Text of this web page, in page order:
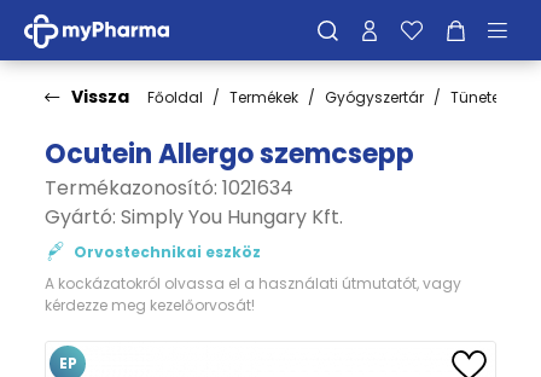
Vissza Főoldal Termékek Gyógyszertár Tünetek
Ocutein Allergo szemcsepp
Termékazonosító: 1021634
Gyártó: Simply You Hungary Kft.
Orvostechnikai eszköz
A kockázatokról olvassa el a használati útmutatót, vagy
kérdezze meg kezelőorvosát!
EP